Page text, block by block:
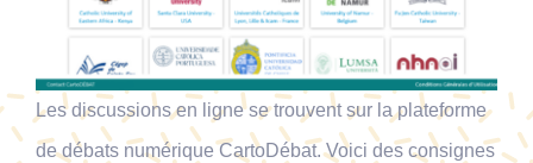
Les discussions en ligne se trouvent sur la plateforme
de débats numérique CartoDébat. Voici des consignes